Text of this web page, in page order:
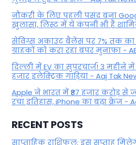
नौकरी के लिए पहली पसंद बना
खुलासा, लिस्ट में ये कंपनी भी हैं
सेविंग्स अकाउंट बैलेंस पर 7% तक
ग्राहकों काे करा रहा बंपर मुनाफा -
दिल्ली में EV का सुपरचार्ज! 3 महीने
हजार इलेक्ट्रिक गाड़ियां - Aaj Tak
Apple ने भारत में ₹87 हजार करोड़ से
रचा इतिहास, iPhone का बढ़ा क्रेज -
RECENT POSTS
साप्ताहिक राशिफल: इस सप्ताह